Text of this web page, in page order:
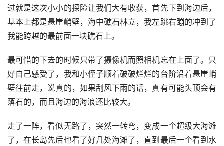
过就是这次小小的探险让我们大有收获，首先下到海边后，
基本上都是悬崖峭壁，海中礁石林立，我左跳右蹦的冲到了
我能跨越的最前面一块礁石上。
最可惜的下去的时候只带了摄像机而照相机忘在上面了。只
好自己感受了，我和小侄子顺着破破烂烂的台阶沿着悬崖峭
壁往前走，说真的，如果刮风下雨的话，真有可能头顶会有
落石的，而且海边的海浪还比较大。
走了一阵，看似无路了，突然一转弯，变成一个超级大海滩
了，在长岛先后也看了好几处海滩了，直到最后一个看到水